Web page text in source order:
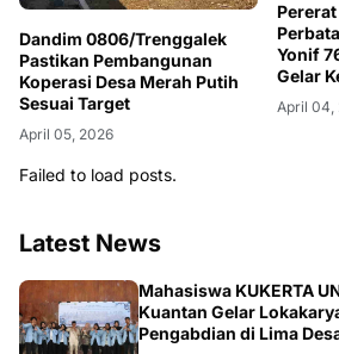
Dandim 0806/Trenggalek
Pastikan Pembangunan
Koperasi Desa Merah Putih
Sesuai Target
April 05, 2026
Yonif
Gelar
Gereja
Pemudi
April 04,
Failed to load posts.
Latest News
ARTIKEL
Mahasiswa KUKERTA
Kuantan Gelar
Pengabdian di Lima